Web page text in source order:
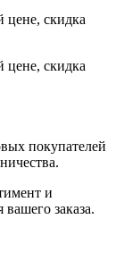
цене, скидка
цене, скидка
покупателей
и
заказа.